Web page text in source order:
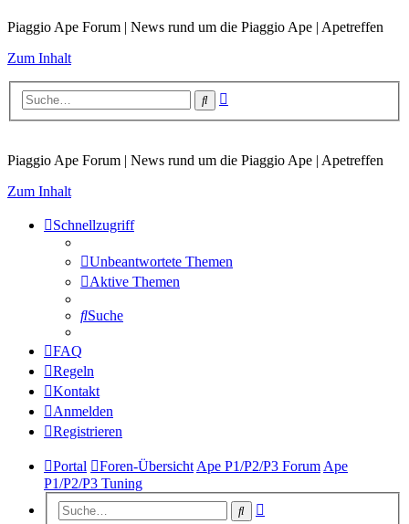
Piaggio Ape Forum | News rund um die Piaggio Ape | Apetreffen
Zum Inhalt
Suche
Piaggio Ape Forum | News rund um die Piaggio Ape | Apetreffen
Zum Inhalt
Schnellzugriff
Unbeantwortete Themen
Aktive Themen
Suche
FAQ
Regeln
Kontakt
Anmelden
Registrieren
Portal Foren-Übersicht Ape P1/P2/P3 Forum Ape
P1/P2/P3 Tuning
Suche